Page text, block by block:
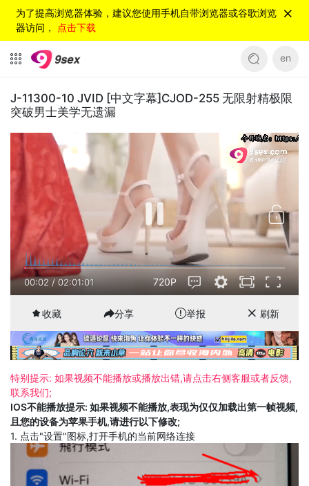
为了提高浏览器体验，建议您使用手机自带浏览器或谷歌浏览
器访问， 点击下载
en
J-11300-10 JVID [中文字幕]CJOD-255 无限射精极限
突破男士美学无遗漏
00:02 / 02:01:01 720P
收藏 分享 举报 刷新
特别提示: 如果视频不能播放或播放出错,请点击右侧客服或者反馈,
联系我们;
IOS不能播放提示: 如果视频不能播放,表现为仅仅加载出第一帧视频,
且您的设备为苹果手机,请进行以下修改;
1. 点击"设置"图标,打开手机的当前网络连接